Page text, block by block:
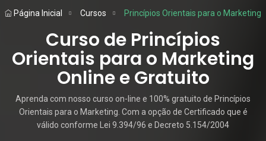
Página Inicial Cursos Princípios Orientais para o Marketing
Curso de Princípios
Orientais para o Marketing
Online e Gratuito
Aprenda com nosso curso on-line e 100% gratuito de Princípios
Orientais para o Marketing. Com a opção de Certificado que é
válido conforme Lei 9.394/96 e Decreto 5.154/2004